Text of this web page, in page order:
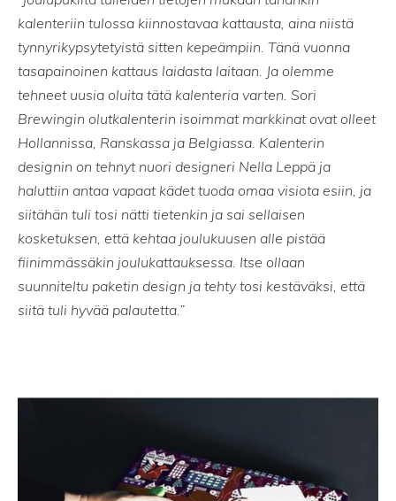
kalenteriin tulossa kiinnostavaa kattausta, aina niistä
tynnyrikypsytetyistä sitten kepeämpiin. Tänä vuonna
tasapainoinen kattaus laidasta laitaan. Ja olemme
tehneet uusia oluita tätä kalenteria varten. Sori
Brewingin olutkalenterin isoimmat markkinat ovat olleet
Hollannissa, Ranskassa ja Belgiassa. Kalenterin
designin on tehnyt nuori designeri Nella Leppä ja
haluttiin antaa vapaat kädet tuoda omaa visiota esiin, ja
siitähän tuli tosi nätti tietenkin ja sai sellaisen
kosketuksen, että kehtaa joulukuusen alle pistää
fiinimmässäkin joulukattauksessa. Itse ollaan
suunniteltu paketin design ja tehty tosi kestäväksi, että
siitä tuli hyvää palautetta.”